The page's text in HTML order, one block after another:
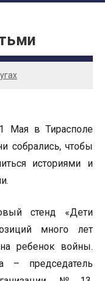
Мая в Тирасполе
собрались, чтобы
историями и
стенд «Дети
много лет
ребенок войны.
– председатель